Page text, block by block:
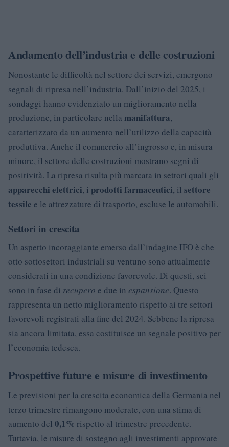
Andamento dell’industria e delle costruzioni
Nonostante le difficoltà nel settore dei servizi, emergono
segnali di ripresa nell’industria. Dall’inizio del 2025, i
sondaggi hanno evidenziato un miglioramento nella
produzione, in particolare nella manifattura,
caratterizzato da un aumento nell’utilizzo della capacità
produttiva. Anche il commercio all’ingrosso e, in misura
minore, il settore delle costruzioni mostrano segni di
positività. La ripresa risulta più marcata in settori quali gli
apparecchi elettrici, i prodotti farmaceutici, il settore
tessile e le attrezzature di trasporto, escluse le automobili.
Settori in crescita
Un aspetto incoraggiante emerso dall’indagine IFO è che
otto sottosettori industriali su ventuno sono attualmente
considerati in una condizione favorevole. Di questi, sei
sono in fase di recupero e due in espansione. Questo
rappresenta un netto miglioramento rispetto ai tre settori
favorevoli registrati alla fine del 2024. Sebbene la ripresa
sia ancora limitata, essa costituisce un segnale positivo per
l’economia tedesca.
Prospettive future e misure di investimento
Le previsioni per la crescita economica della Germania nel
terzo trimestre rimangono moderate, con una stima di
aumento del 0,1% rispetto al trimestre precedente.
Tuttavia, le misure di sostegno agli investimenti approvate